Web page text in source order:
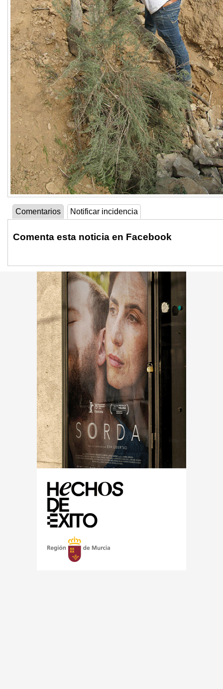
Comentarios Notificar incidencia
Comenta esta noticia en Facebook